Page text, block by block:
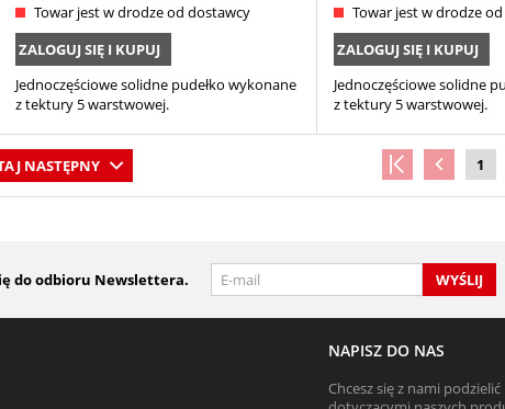
Towar jest w drodze od dostawcy
ZALOGUJ SIĘ I KUPUJ
Jednoczęściowe solidne pudełko wykonane
z tektury 5 warstwowej.
Towar jest w drodze
ZALOGUJ SIĘ I KUPUJ
Jednoczęściowe solidne
z tektury 5 warstwowej.
NASTĘPNY 1
do odbioru Newslettera. WYŚLIJ
NAPISZ DO NAS
Chcesz się z nami